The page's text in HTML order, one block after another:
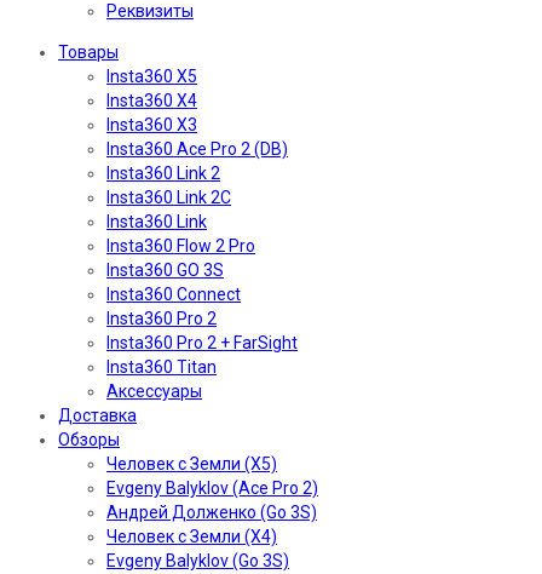
Реквизиты
Товары
Insta360 X5
Insta360 X4
Insta360 X3
Insta360 Ace Pro 2 (DB)
Insta360 Link 2
Insta360 Link 2C
Insta360 Link
Insta360 Flow 2 Pro
Insta360 GO 3S
Insta360 Connect
Insta360 Pro 2
Insta360 Pro 2 + FarSight
Insta360 Titan
Аксессуары
Доставка
Обзоры
Человек с Земли (X5)
Evgeny Balyklov (Ace Pro 2)
Андрей Долженко (Go 3S)
Человек с Земли (X4)
Evgeny Balyklov (Go 3S)